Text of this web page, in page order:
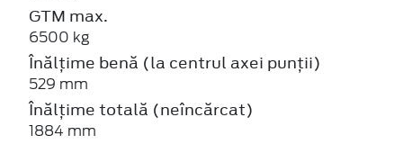
GTM max.
6500 kg
Înălțime benă (la centrul axei punții)
529 mm
Înălțime totală (neîncărcat)
1884 mm